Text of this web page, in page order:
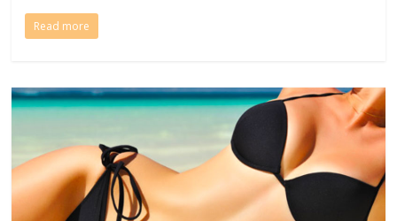
Read more